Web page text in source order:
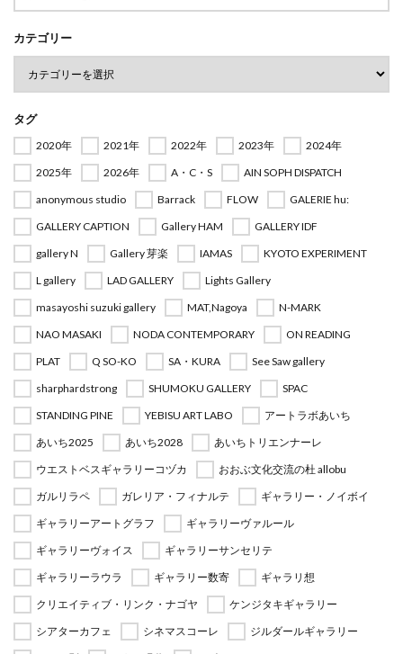
カテゴリー
タグ
2020年 2021年 2022年 2023年
2024年
2025年
2026年 A・C・S
AIN SOPH DISPATCH
anonymous studio
Barrack FLOW
GALERIE hu:
GALLERY CAPTION
Gallery HAM
GALLERY IDF
gallery N
Gallery 芽楽 IAMAS
KYOTO EXPERIMENT
L gallery
LAD GALLERY
Lights Gallery
masayoshi suzuki gallery
MAT,Nagoya
N-MARK
NAO MASAKI
NODA CONTEMPORARY
ON READING
PLAT
Q SO-KO SA・KURA
See Saw gallery
sharphardstrong
SHUMOKU GALLERY
SPAC
STANDING PINE
YEBISU ART LABO
アートラボあいち
あいち2025
あいち2028
あいちトリエンナーレ
ウエストベスギャラリーコヅカ
おおぶ文化交流の杜 allobu
ガルリラペ
ガレリア・フィナルテ
ギャラリー・ノイボイ
ギャラリーアートグラフ
ギャラリーヴァルール
ギャラリーヴォイス
ギャラリーサンセリテ
ギャラリーラウラ
ギャラリー数寄
ギャラリ想
クリエイティブ・リンク・ナゴヤ
ケンジタキギャラリー
シアターカフェ
シネマスコーレ
ジルダールギャラリー